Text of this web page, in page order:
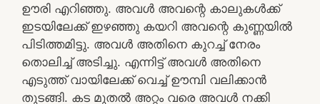
ഊരി എറിഞ്ഞു. അവൾ അവന്റെ കാലുകൾക്ക്
ഇടയിലേക്ക് ഇഴഞ്ഞു കയറി അവന്റെ കുണ്ണയിൽ
പിടിത്തമിട്ടു. അവൾ അതിനെ കുറച്ച് നേരം
തൊലിച്ച് അടിച്ചു. എന്നിട്ട് അവൾ അതിനെ
എടുത്ത് വായിലേക്ക് വെച്ച് ഊമ്പി വലിക്കാൻ
തുടങ്ങി. കട മുതൽ അറ്റം വരെ അവൾ നക്കി